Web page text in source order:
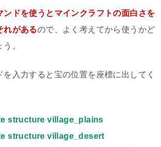
ンドを使うとマインクラフトの面白さを
れがあるので、よく考えてから使うかど
。
を入力すると宝の位置を座標に出してく
structure village_plains
structure village_desert